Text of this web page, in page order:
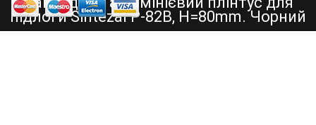
підлоги Sintezal P-82B, H=80mm. Чорний